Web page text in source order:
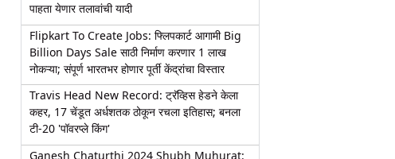
पाहता येणार तलावांची यादी
Flipkart To Create Jobs: फ्लिपकार्ट आगामी Big
Billion Days Sale साठी निर्माण करणार 1 लाख
नोकऱ्या; संपूर्ण भारतभर होणार पूर्ती केंद्रांचा विस्तार
Travis Head New Record: ट्रॅव्हिस हेडने केला
कहर, 17 चेंडूत अर्धशतक ठोकून रचला इतिहास; बनला
टी-20 'पॉवरप्ले किंग'
Ganesh Chaturthi 2024 Shubh Muhurat: